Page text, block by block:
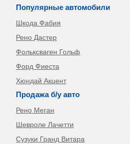
Популярные автомобили
Шкода Фабия
Рено Дастер
Фольксваген Гольф
Форд Фиеста
Хюндай Акцент
Продажа б/у авто
Рено Меган
Шевроле Лачетти
Сузуки Гранд Витара